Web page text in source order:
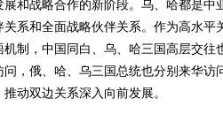
和战略合作的新阶段。乌、哈都是中
系和全面战略伙伴关系。作为高水平
机制，中国同白、乌、哈三国高层交
问，俄、哈、乌三国总统也分别来华
动双边关系深入向前发展。